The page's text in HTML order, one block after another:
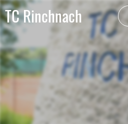
TC Rinchnach